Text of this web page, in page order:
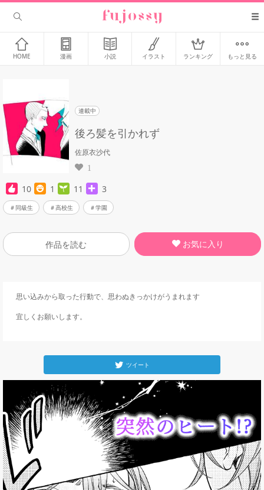
HOME 漫画 小説 イラスト ランキング もっと見る
連載中
後ろ髪を引かれず
佐原衣沙代
1
10 1 11 3
同級生 高校生 学園
作品を読む お気に入り
思い込みから取った行動で、思わぬきっかけがうまれます
宜しくお願いします。
ツイート